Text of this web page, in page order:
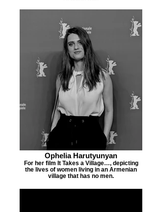
Ophelia Harutyunyan
For her film It Takes a Village…, depicting
the lives of women living in an Armenian
village that has no men.